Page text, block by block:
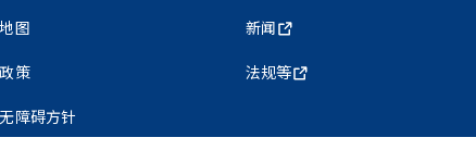
图
策
障碍方针
新闻
法规等